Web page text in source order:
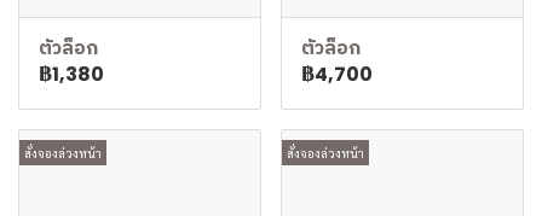
ตัวล็อก
฿1,380
ตัวล็อก
฿4,700
สั่งจองล่วงหน้า สั่งจองล่วงหน้า